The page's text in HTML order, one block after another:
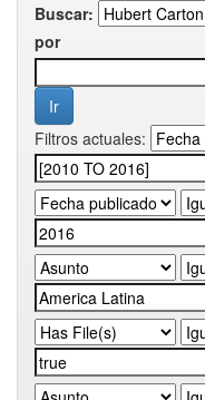
Buscar:
por
Filtros actuales: